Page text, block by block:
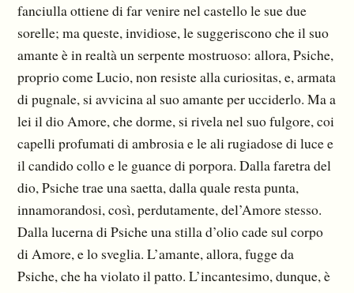
fanciulla ottiene di far venire nel castello le sue due
sorelle; ma queste, invidiose, le suggeriscono che il suo
amante è in realtà un serpente mostruoso: allora, Psiche,
proprio come Lucio, non resiste alla curiositas, e, armata
di pugnale, si avvicina al suo amante per ucciderlo. Ma a
lei il dio Amore, che dorme, si rivela nel suo fulgore, coi
capelli profumati di ambrosia e le ali rugiadose di luce e
il candido collo e le guance di porpora. Dalla faretra del
dio, Psiche trae una saetta, dalla quale resta punta,
innamorandosi, così, perdutamente, del’Amore stesso.
Dalla lucerna di Psiche una stilla d’olio cade sul corpo
di Amore, e lo sveglia. L’amante, allora, fugge da
Psiche, che ha violato il patto. L’incantesimo, dunque, è